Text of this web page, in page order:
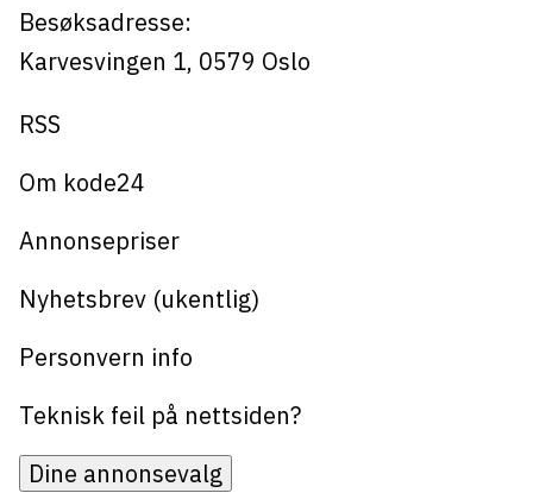
Bluesky
Facebook
annonsepriser
annonseguide
Bli firmapartner
Besøksadresse:
Karvesvingen 1, 0579 Oslo
RSS
Om kode24
Annonsepriser
Nyhetsbrev (ukentlig)
Personvern info
Teknisk feil på nettsiden?
Dine annonsevalg